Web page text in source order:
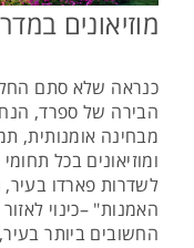
מוזיאונים
כנראה שלא סתם
הבירה של ספרד,
מבחינה אומנותית,
ומוזיאונים בכל
לשדרות פארדו
האמנות" –כינוי
החשובים ביותר